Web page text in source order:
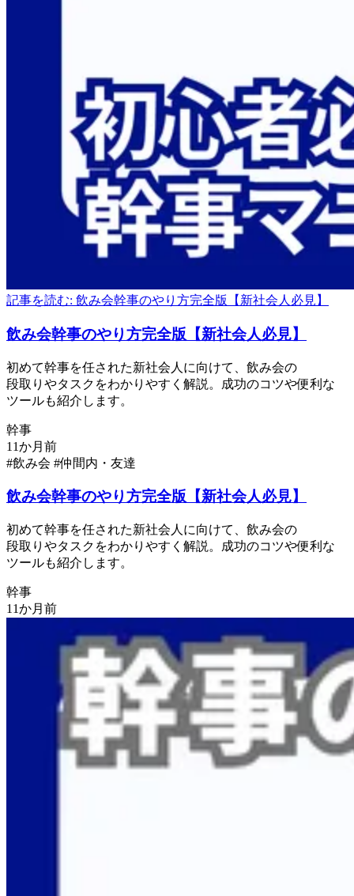
記事を読む: 飲み会幹事のやり方完全版【新社会人必見】
飲み会幹事のやり方完全版 【新社会人必見】
初めて幹事を任された新社会人に向けて、 飲み会の
段取りやタスクをわかりやすく 解説。 成功のコツや便利な
ツールも紹介します。
幹事
#飲み会 #仲間内・友達
飲み会幹事のやり方完全版 【新社会人必見】
初めて幹事を任された新社会人に向けて、 飲み会の
段取りやタスクをわかりやすく 解説。 成功のコツや便利な
ツールも紹介します。
幹事